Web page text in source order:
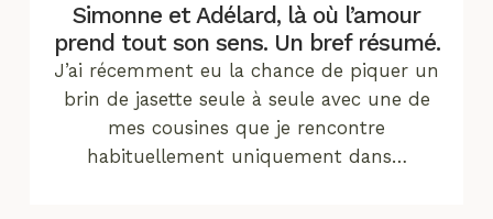
Simonne et Adélard, là où l’amour
prend tout son sens. Un bref résumé.
J’ai récemment eu la chance de piquer un
brin de jasette seule à seule avec une de
mes cousines que je rencontre
habituellement uniquement dans…